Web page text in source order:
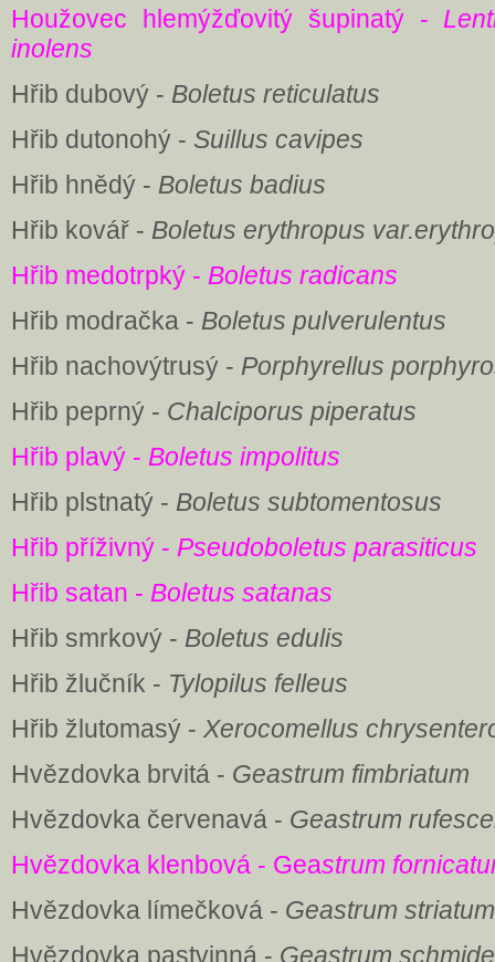
Houžovec hlemýžďovitý šupinatý -
inolens
Hřib dubový - Boletus reticulatus
Hřib dutonohý - Suillus cavipes
Hřib hnědý - Boletus badius
Hřib kovář - Boletus erythropus
Hřib medotrpký - Boletus radicans
Hřib modračka - Boletus pulverulentus
Hřib nachovýtrusý - Porphyrellus
Hřib peprný - Chalciporus piperatus
Hřib plavý - Boletus impolitus
Hřib plstnatý - Boletus subtomentosus
Hřib příživný - Pseudoboletus parasiticus
Hřib satan - Boletus satanas
Hřib smrkový - Boletus edulis
Hřib žlučník - Tylopilus felleus
Hřib žlutomasý - Xerocomellus
Hvězdovka brvitá - Geastrum fimbriatum
Hvězdovka červenavá - Geastrum
Hvězdovka klenbová - Geastrum
Hvězdovka límečková - Geastrum striatum
Hvězdovka pastvinná - Geastrum